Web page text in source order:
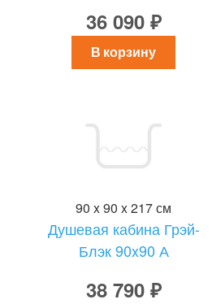
36 090 ₽
В корзину
90 x 90 x 217 см
Душевая кабина Грэй-
Блэк 90x90 А
38 790 ₽